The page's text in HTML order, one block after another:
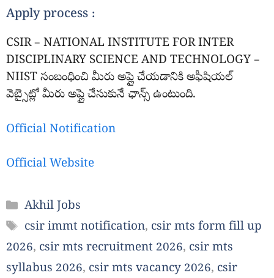
Apply process :
CSIR – NATIONAL INSTITUTE FOR INTER
DISCIPLINARY SCIENCE AND TECHNOLOGY –
NIIST సంబంధించి మీరు అప్లై చేయడానికి అఫీషియల్
వెబ్సైట్లో మీరు అప్లై చేసుకునే ఛాన్స్ ఉంటుంది.
Official Notification
Official Website
Categories
Akhil Jobs
Tags
csir immt notification, csir mts form fill up
2026, csir mts recruitment 2026, csir mts
syllabus 2026, csir mts vacancy 2026, csir